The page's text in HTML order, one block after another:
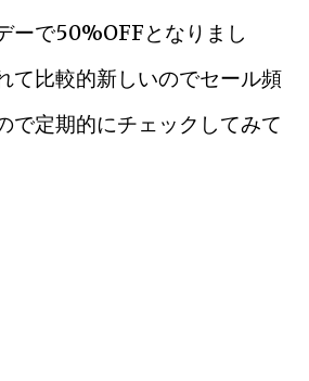
ーで50%OFFとなりまし
て比較的新しいのでセール頻
で定期的にチェックしてみて